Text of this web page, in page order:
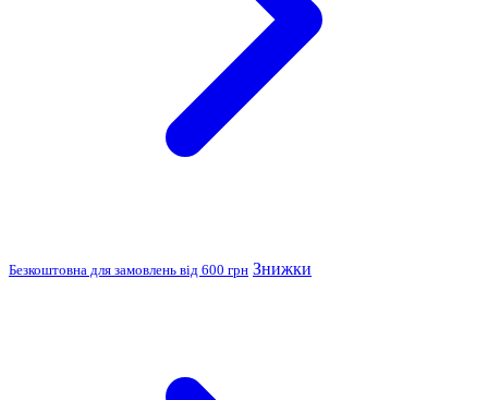
Безкоштовна для замовлень від 600 грн Знижки